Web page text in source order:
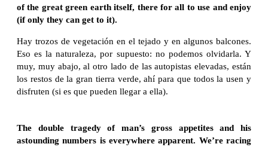
of the great green earth itself, there for all to use and enjoy
(if only they can get to it).
Hay trozos de vegetación en el tejado y en algunos balcones.
Eso es la naturaleza, por supuesto: no podemos olvidarla. Y
muy, muy abajo, al otro lado de las autopistas elevadas, están
los restos de la gran tierra verde, ahí para que todos la usen y
disfruten (si es que pueden llegar a ella).
The double tragedy of man’s gross appetites and his
astounding numbers is everywhere apparent. We’re racing